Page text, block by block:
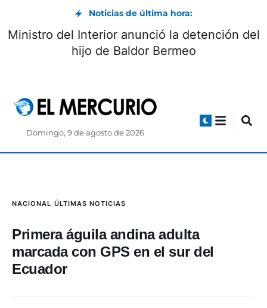
Noticias de última hora:
Ministro del Interior anunció la detención del
hijo de Baldor Bermeo
Domingo, 9 de agosto de 2026
NACIONAL ÚLTIMAS NOTICIAS
Primera águila andina adulta
marcada con GPS en el sur del
Ecuador